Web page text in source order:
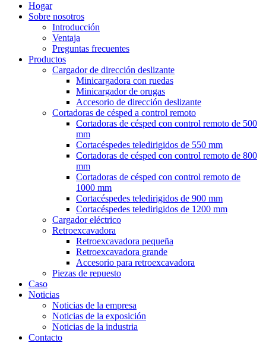
Hogar
Sobre nosotros
Introducción
Ventaja
Preguntas frecuentes
Productos
Cargador de dirección deslizante
Minicargadora con ruedas
Minicargador de orugas
Accesorio de dirección deslizante
Cortadoras de césped a control remoto
Cortadoras de césped con control remoto de 500
mm
Cortacéspedes teledirigidos de 550 mm
Cortadoras de césped con control remoto de 800
mm
Cortadoras de césped con control remoto de
1000 mm
Cortacéspedes teledirigidos de 900 mm
Cortacéspedes teledirigidos de 1200 mm
Cargador eléctrico
Retroexcavadora
Retroexcavadora pequeña
Retroexcavadora grande
Accesorio para retroexcavadora
Piezas de repuesto
Caso
Noticias
Noticias de la empresa
Noticias de la exposición
Noticias de la industria
Contacto